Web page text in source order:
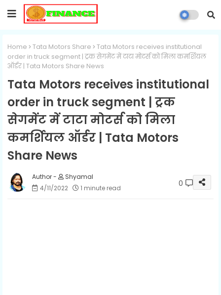
Home Tata Motors Share
Tata Motors receives institutional
order in truck segment | ट्रक सेगमेंट में टाटा मोटर्स को मिला कमर्शियल
ऑर्डर | Tata Motors Share News
Tata Motors receives institutional
order in truck segment | ट्रक
सेगमेंट में टाटा मोटर्स को मिला
कमर्शियल ऑर्डर | Tata Motors
Share News
Shyamal
4/11/2022
1 minute read 0